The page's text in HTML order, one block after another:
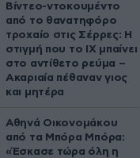
Βίντεο-ντοκουμέντο
από το θανατηφόρο
τροχαίο στις Σέρρες: Η
στιγμή που το ΙΧ μπαίνει
στο αντίθετο ρεύμα –
Ακαριαία πέθαναν γιος
και μητέρα
Αθηνά Οικονομάκου
από τα Μπόρα Μπόρα:
«Έσκασε τώρα όλη η